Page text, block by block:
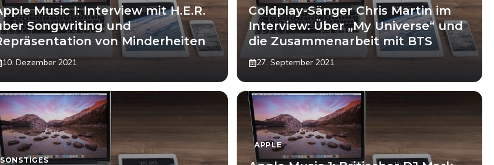
Music I: Interview mit H.E.R.
Songwriting und
von Minderheiten
10. Dezember 2021
Coldplay-Sänger Chris Martin im
Interview: Über „My Universe“ und
die Zusammenarbeit mit BTS
27. September 2021
SONSTIGES
APPLE